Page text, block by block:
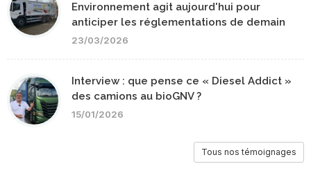
Environnement agit aujourd'hui pour
anticiper les réglementations de demain
23/03/2026
Interview : que pense ce « Diesel Addict »
des camions au bioGNV ?
15/01/2026
Tous nos témoignages